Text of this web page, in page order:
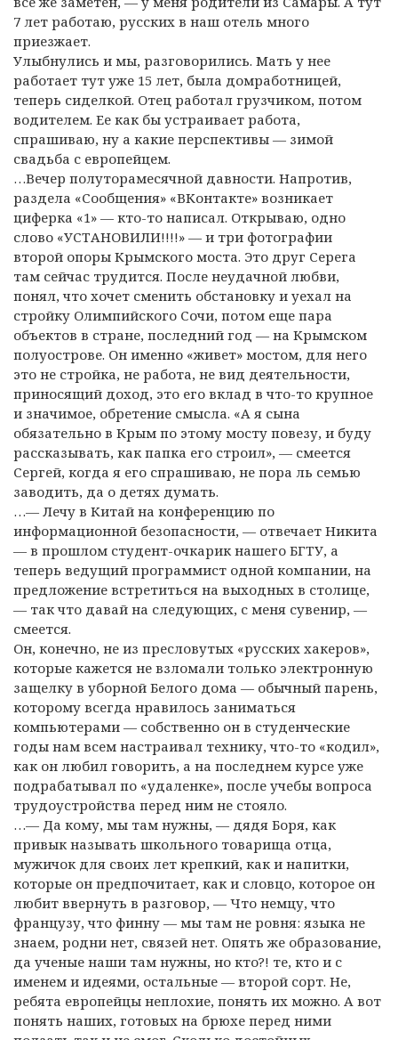
7 лет работаю, русских в наш отель много
приезжает.
Улыбнулись и мы, разговорились. Мать у нее
работает тут уже 15 лет, была домработницей,
теперь сиделкой. Отец работал грузчиком, потом
водителем. Ее как бы устраивает работа,
спрашиваю, ну а какие перспективы — зимой
свадьба с европейцем.
…Вечер полуторамесячной давности. Напротив,
раздела «Сообщения» «ВКонтакте» возникает
циферка «1» — кто-то написал. Открываю, одно
слово «УСТАНОВИЛИ!!!!» — и три фотографии
второй опоры Крымского моста. Это друг Серега
там сейчас трудится. После неудачной любви,
понял, что хочет сменить обстановку и уехал на
стройку Олимпийского Сочи, потом еще пара
объектов в стране, последний год — на Крымском
полуострове. Он именно «живет» мостом, для него
это не стройка, не работа, не вид деятельности,
приносящий доход, это его вклад в что-то крупное
и значимое, обретение смысла. «А я сына
обязательно в Крым по этому мосту повезу, и буду
рассказывать, как папка его строил», — смеется
Сергей, когда я его спрашиваю, не пора ль семью
заводить, да о детях думать.
…— Лечу в Китай на конференцию по
информационной безопасности, — отвечает Никита
— в прошлом студент-очкарик нашего БГТУ, а
теперь ведущий программист одной компании, на
предложение встретиться на выходных в столице,
— так что давай на следующих, с меня сувенир, —
смеется.
Он, конечно, не из пресловутых «русских хакеров»,
которые кажется не взломали только электронную
защелку в уборной Белого дома — обычный парень,
которому всегда нравилось заниматься
компьютерами — собственно он в студенческие
годы нам всем настраивал технику, что-то «кодил»,
как он любил говорить, а на последнем курсе уже
подрабатывал по «удаленке», после учебы вопроса
трудоустройства перед ним не стояло.
…— Да кому, мы там нужны, — дядя Боря, как
привык называть школьного товарища отца,
мужичок для своих лет крепкий, как и напитки,
которые он предпочитает, как и словцо, которое он
любит ввернуть в разговор, — Что немцу, что
французу, что финну — мы там не ровня: языка не
знаем, родни нет, связей нет. Опять же образование,
да ученые наши там нужны, но кто?! те, кто и с
именем и идеями, остальные — второй сорт. Не,
ребята европейцы неплохие, понять их можно. А вот
понять наших, готовых на брюхе перед ними